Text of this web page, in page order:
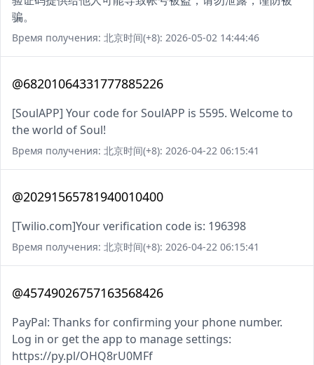
骗。
Время получения: 北京时间(+8): 2026-05-02 14:44:46
@68201064331777885226
[SoulAPP] Your code for SoulAPP is 5595. Welcome to
the world of Soul!
Время получения: 北京时间(+8): 2026-04-22 06:15:41
@20291565781940010400
[Twilio.com]Your verification code is: 196398
Время получения: 北京时间(+8): 2026-04-22 06:15:41
@45749026757163568426
PayPal: Thanks for confirming your phone number.
Log in or get the app to manage settings:
https://py.pl/OHQ8rU0MFf